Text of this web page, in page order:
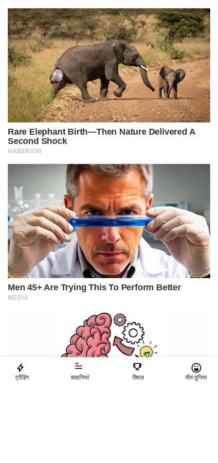
ट्रेंडिंग कहानियां क्विज़ मीम दुनिया